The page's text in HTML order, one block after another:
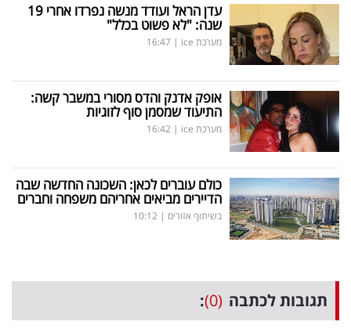
עדן הראל ועודד מנשה נפרדו אחרי 19
שנה: "לא פשוט בכלל"
מערכת ice |
16:47
אופק אדנק והדס מסורי במשבר קשה:
התיעוד שמסמן סוף לזוגיות
מערכת ice |
16:42
כולם עוברים לכאן: השכונה החדשה שבה
הדיירים מביאים אחריהם משפחה וחברים
בשיתוף אזורים |
10:12
תגובות לכתבה (0)
: